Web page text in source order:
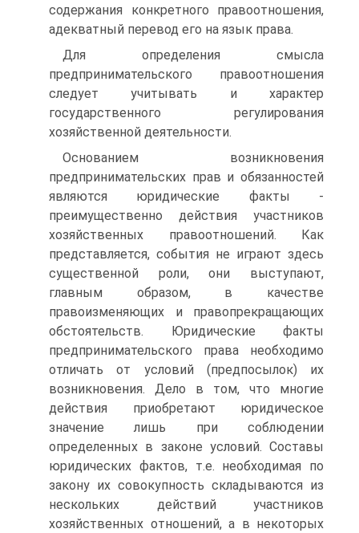
содержания конкретного правоотношения,
адекватный перевод его на язык права.
Для определения смысла
предпринимательского правоотношения
следует учитывать и характер
государственного регулирования
хозяйственной деятельности.
Основанием возникновения
предпринимательских прав и обязанностей
являются юридические факты -
преимущественно действия участников
хозяйственных правоотношений. Как
представляется, события не играют здесь
существенной роли, они выступают,
главным образом, в качестве
правоизменяющих и правопрекращающих
обстоятельств. Юридические факты
предпринимательского права необходимо
отличать от условий (предпосылок) их
возникновения. Дело в том, что многие
действия приобретают юридическое
значение лишь при соблюдении
определенных в законе условий. Составы
юридических фактов, т.е. необходимая по
закону их совокупность складываются из
нескольких действий участников
хозяйственных отношений, а в некоторых